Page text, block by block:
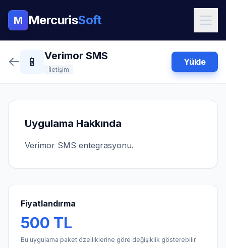
M MercurisSoft
📱 Verimor SMS
İletişim
Yükle
Uygulama Hakkında
Verimor SMS entegrasyonu.
Fiyatlandırma
500 TL
Bu uygulama paket özelliklerine göre değişiklik gösterebilir.